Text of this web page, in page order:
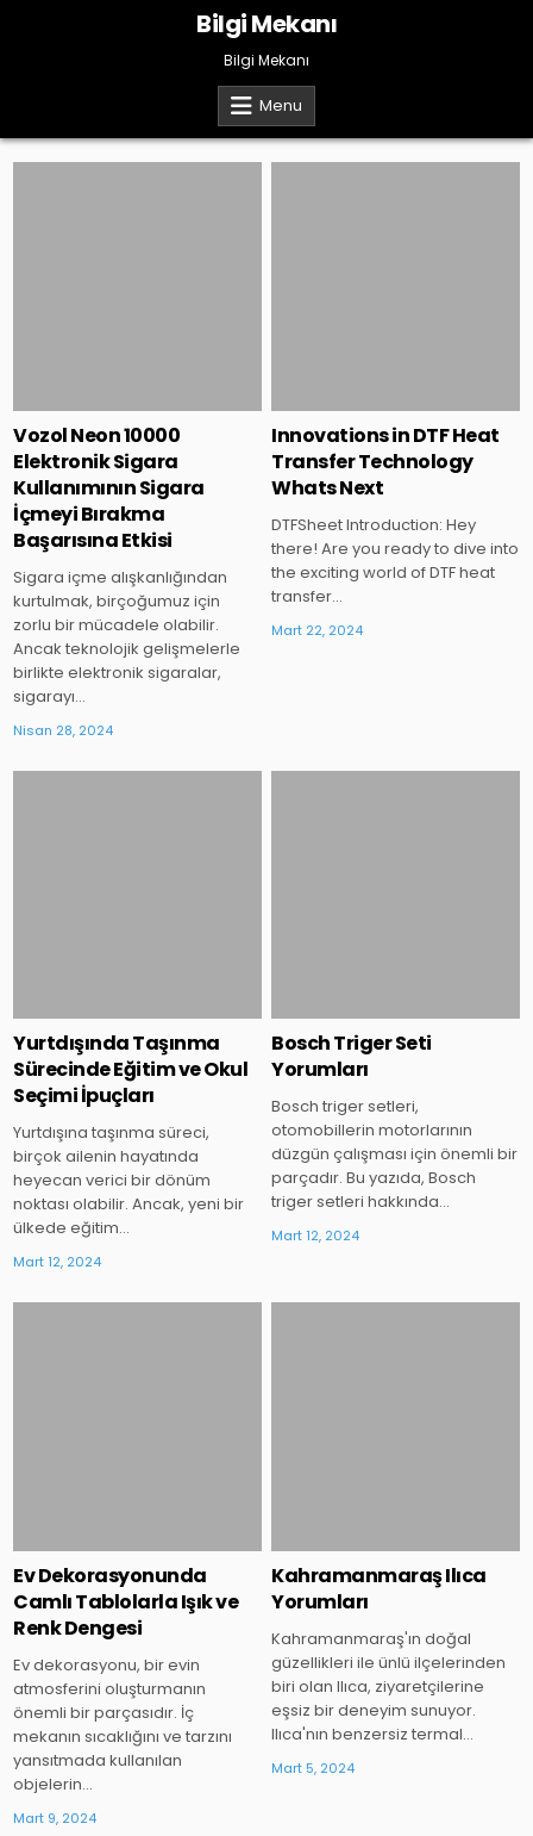
Bilgi Mekanı
Bilgi Mekanı
Menu
Vozol Neon 10000
Elektronik Sigara
Kullanımının Sigara
İçmeyi Bırakma
Başarısına Etkisi
Sigara içme alışkanlığından
kurtulmak, birçoğumuz için
zorlu bir mücadele olabilir.
Ancak teknolojik gelişmelerle
birlikte elektronik sigaralar,
sigarayı…
Nisan 28, 2024
Innovations in DTF Heat
Transfer Technology
Whats Next
DTFSheet Introduction: Hey
there! Are you ready to dive into
the exciting world of DTF heat
transfer…
Mart 22, 2024
Yurtdışında Taşınma
Sürecinde Eğitim ve Okul
Seçimi İpuçları
Yurtdışına taşınma süreci,
birçok ailenin hayatında
heyecan verici bir dönüm
noktası olabilir. Ancak, yeni bir
ülkede eğitim…
Mart 12, 2024
Bosch Triger Seti
Yorumları
Bosch triger setleri,
otomobillerin motorlarının
düzgün çalışması için önemli bir
parçadır. Bu yazıda, Bosch
triger setleri hakkında…
Mart 12, 2024
Ev Dekorasyonunda
Camlı Tablolarla Işık ve
Renk Dengesi
Ev dekorasyonu, bir evin
atmosferini oluşturmanın
önemli bir parçasıdır. İç
mekanın sıcaklığını ve tarzını
yansıtmada kullanılan
objelerin…
Mart 9, 2024
Kahramanmaraş Ilıca
Yorumları
Kahramanmaraş'ın doğal
güzellikleri ile ünlü ilçelerinden
biri olan Ilıca, ziyaretçilerine
eşsiz bir deneyim sunuyor.
Ilıca'nın benzersiz termal…
Mart 5, 2024